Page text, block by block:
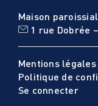
Maison
1 rue Dobrée
Mentions légales
Politique de
Se connecter